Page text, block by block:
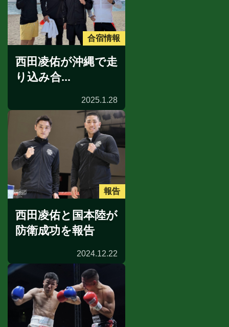
合宿情報
西田凌佑が沖縄で走
り込み合...
2025.1.28
報告
西田凌佑と国本陸が
防衛成功を報告
2024.12.22